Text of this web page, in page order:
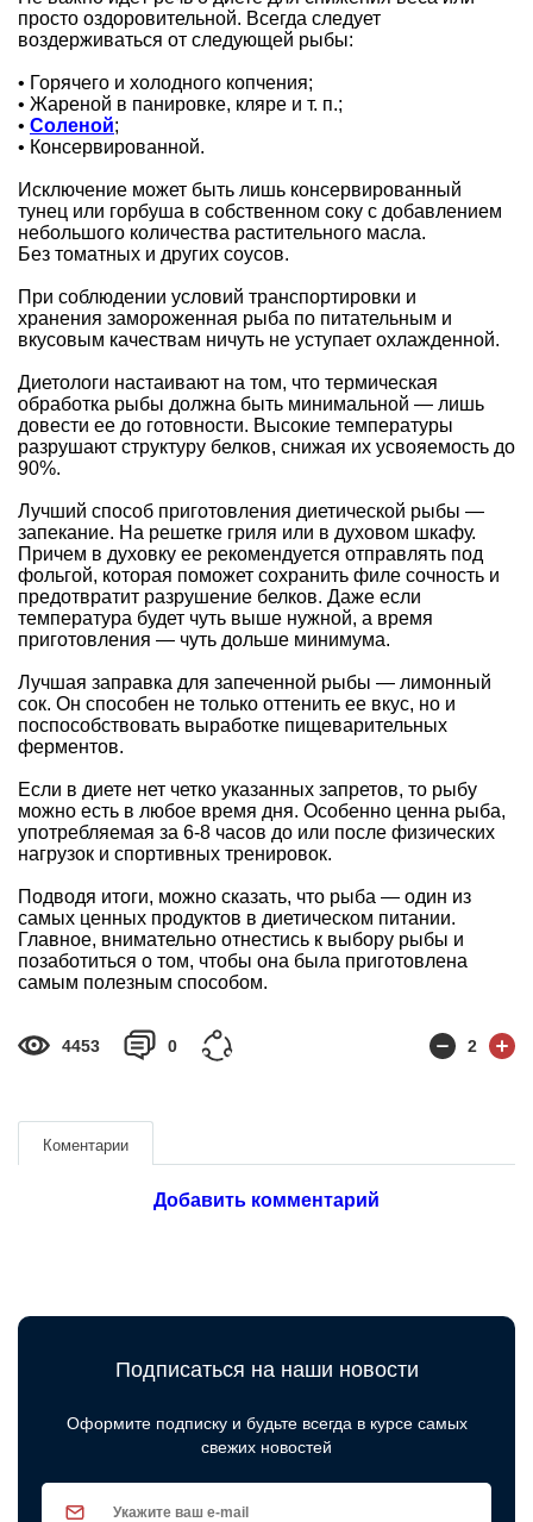
просто оздоровительной. Всегда следует
воздерживаться от следующей рыбы:
• Горячего и холодного копчения;
• Жареной в панировке, кляре и т. п.;
• Соленой;
• Консервированной.
Исключение может быть лишь консервированный
тунец или горбуша в собственном соку с добавлением
небольшого количества растительного масла.
Без томатных и других соусов.
При соблюдении условий транспортировки и
хранения замороженная рыба по питательным и
вкусовым качествам ничуть не уступает охлажденной.
Диетологи настаивают на том, что термическая
обработка рыбы должна быть минимальной — лишь
довести ее до готовности. Высокие температуры
разрушают структуру белков, снижая их усвояемость до
90%.
Лучший способ приготовления диетической рыбы —
запекание. На решетке гриля или в духовом шкафу.
Причем в духовку ее рекомендуется отправлять под
фольгой, которая поможет сохранить филе сочность и
предотвратит разрушение белков. Даже если
температура будет чуть выше нужной, а время
приготовления — чуть дольше минимума.
Лучшая заправка для запеченной рыбы — лимонный
сок. Он способен не только оттенить ее вкус, но и
поспособствовать выработке пищеварительных
ферментов.
Если в диете нет четко указанных запретов, то рыбу
можно есть в любое время дня. Особенно ценна рыба,
употребляемая за 6-8 часов до или после физических
нагрузок и спортивных тренировок.
Подводя итоги, можно сказать, что рыба — один из
самых ценных продуктов в диетическом питании.
Главное, внимательно отнестись к выбору рыбы и
позаботиться о том, чтобы она была приготовлена
самым полезным способом.
4453 0 2
Коментарии
Добавить комментарий
Подписаться на наши новости
Оформите подписку и будьте всегда в курсе самых
свежих новостей